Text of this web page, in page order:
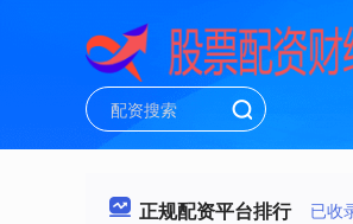
正规配资平台排行 已收